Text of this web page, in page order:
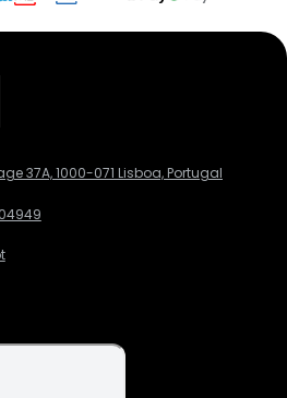
37A, 1000-071 Lisboa, Portugal